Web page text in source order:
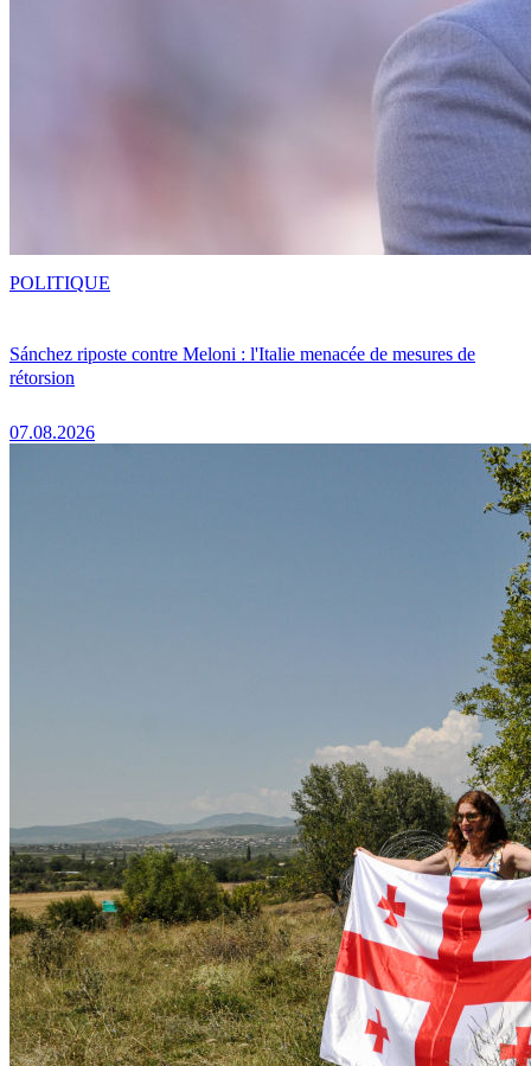
Sánchez riposte contre Meloni : l'Italie menacée de mesures de
rétorsion
07.08.2026
POLITIQUE